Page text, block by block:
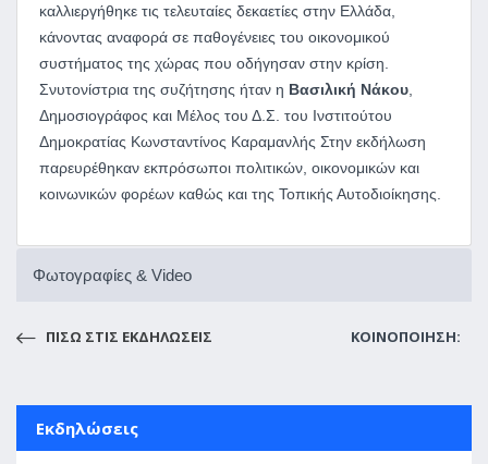
καλλιεργήθηκε τις τελευταίες δεκαετίες στην Ελλάδα,
κάνοντας αναφορά σε παθογένειες του οικονομικού
συστήματος της χώρας που οδήγησαν στην κρίση.
Σνυτονίστρια της συζήτησης ήταν η Βασιλική Νάκου
Δημοσιογράφος και Μέλος του Δ.Σ. του Ινστιτούτου
Δημοκρατίας Κωνσταντίνος Καραμανλής Στην εκδήλωση
παρευρέθηκαν εκπρόσωποι πολιτικών, οικονομικών και
κοινωνικών φορέων καθώς και της Τοπικής Αυτοδιοίκησης.
Φωτογραφίες & Video
ΠΙΣΩ ΣΤΙΣ ΕΚΔΗΛΩΣΕΙΣ ΚΟΙΝΟΠΟΙΗΣΗ:
Εκδηλώσεις